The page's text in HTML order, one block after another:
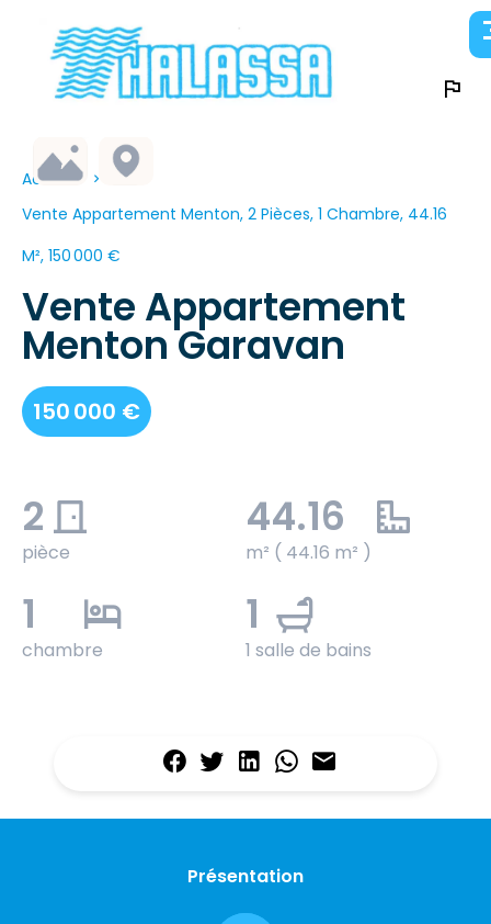
Accueil
Vente Appartement Menton, 2 Pièces, 1 Chambre, 44.16
M², 150 000 €
Vente Appartement
Menton Garavan
150 000 €
2
pièce
44.16
m² ( 44.16 m² )
1
chambre
1
1 salle de bains
Présentation